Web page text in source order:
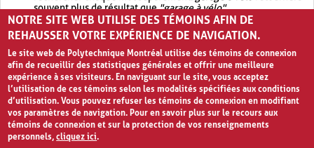
souvent plus de résultat que"garage à vélo".
Envisagez d'élargir votre recherche avec OR.garage OR vélo
retournera souvent plus de résultat quegarage à vélo
NOTRE SITE WEB UTILISE DES TÉMOINS AFIN DE
REHAUSSER VOTRE EXPÉRIENCE DE NAVIGATION.
Le site web de Polytechnique Montréal utilise des témoins de connexion
afin de recueillir des statistiques générales et offrir une meilleure
expérience à ses visiteurs. En naviguant sur le site, vous acceptez
l’utilisation de ces témoins selon les modalités spécifiées aux conditions
d’utilisation. Vous pouvez refuser les témoins de connexion en modifiant
vos paramètres de navigation. Pour en savoir plus sur le recours aux
témoins de connexion et sur la protection de vos renseignements
personnels,cliquez ici.